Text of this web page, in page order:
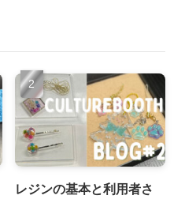
レジンの基本と利用者さ